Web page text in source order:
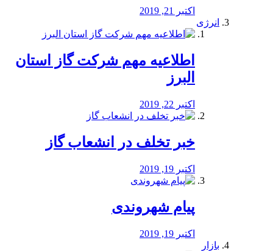
اکتبر 21, 2019
انرژی
️اطلاعیه مهم شرکت گاز استان
البرز
اکتبر 22, 2019
خبر تخلف در انشعاب گاز
اکتبر 19, 2019
پیام شهروندی
اکتبر 19, 2019
بازار